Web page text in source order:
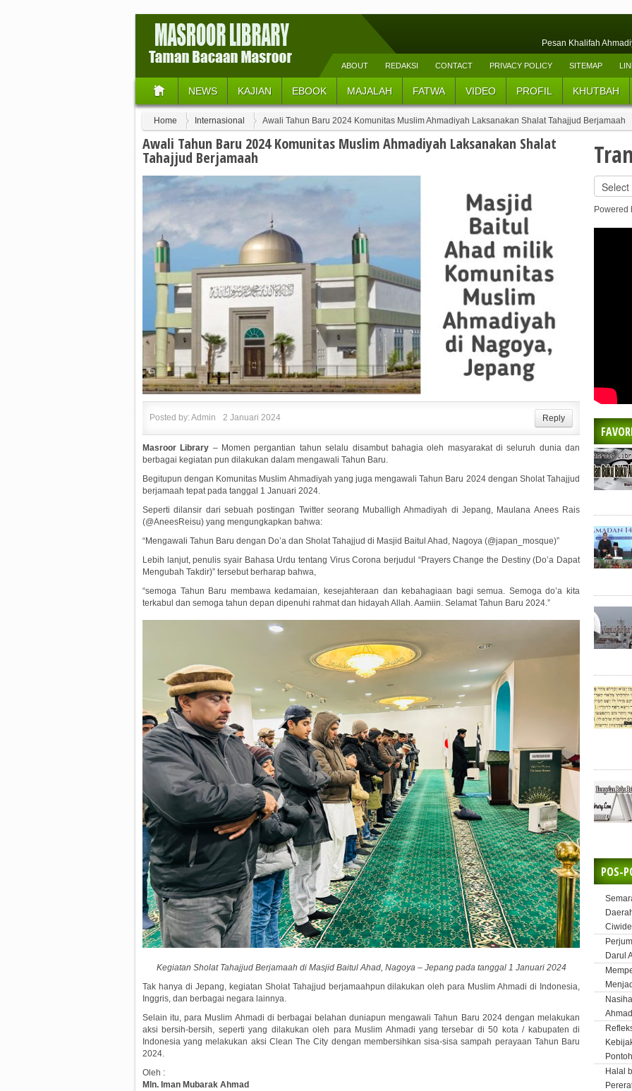
Pesan Khalifah
Amanah Hadhrat Khalifatul Masih V
Menemukan Islam Nusantara: Islam
Ekspose dan Eksaminasi PT3L Tahun
Lokasi PT3L 2025 di Sumatera
Program PT3L 2025 | Merasakan dan
10 Syarat Munazirat Mazhabiyyah dan
ABOUT REDAKSI CONTACT PRIVACY POLICY SITEMAP
NEWS KAJIAN EBOOK MAJALAH FATWA VIDEO PROFIL KHUTBAH
Home Internasional Awali Tahun Baru 2024 Komunitas Muslim Ahmadiyah Laksanakan Shalat Tahajjud Berjamaah
Awali Tahun Baru 2024 Komunitas Muslim Ahmadiyah Laksanakan Shalat
Tahajjud Berjamaah
Posted by:Admin 2 Januari 2024 Reply
Masroor Library – Momen pergantian tahun selalu disambut bahagia oleh masyarakat di seluruh dunia dan
berbagai kegiatan pun dilakukan dalam mengawali Tahun Baru.
Begitupun dengan Komunitas Muslim Ahmadiyah yang juga mengawali Tahun Baru 2024 dengan Sholat Tahajjud
berjamaah tepat pada tanggal 1 Januari 2024.
Seperti dilansir dari sebuah postingan Twitter seorang Muballigh Ahmadiyah di Jepang, Maulana Anees Rais
(@AneesReisu) yang mengungkapkan bahwa:
“Mengawali Tahun Baru dengan Do’a dan Sholat Tahajjud di Masjid Baitul Ahad, Nagoya (@japan_mosque)”
Lebih lanjut, penulis syair Bahasa Urdu tentang Virus Corona berjudul “Prayers Change the Destiny (Do’a Dapat
Mengubah Takdir)” tersebut berharap bahwa,
“semoga Tahun Baru membawa kedamaian, kesejahteraan dan kebahagiaan bagi semua. Semoga do’a kita
terkabul dan semoga tahun depan dipenuhi rahmat dan hidayah Allah. Aamiin. Selamat Tahun Baru 2024.”
Kegiatan Sholat Tahajjud Berjamaah di Masjid Baitul Ahad, Nagoya – Jepang pada tanggal 1 Januari 2024
Tak hanya di Jepang, kegiatan Sholat Tahajjud berjamaahpun dilakukan oleh para Muslim Ahmadi di Indonesia,
Inggris, dan berbagai negara lainnya.
Selain itu, para Muslim Ahmadi di berbagai belahan duniapun mengawali Tahun Baru 2024 dengan melakukan
aksi bersih-bersih, seperti yang dilakukan oleh para Muslim Ahmadi yang tersebar di 50 kota / kabupaten di
Indonesia yang melakukan aksi Clean The City dengan membersihkan sisa-sisa sampah perayaan Tahun Baru
2024.
Oleh :
Mln. Iman Mubarak Ahmad
Powered
POS-
Darul
Pontoh
Halal